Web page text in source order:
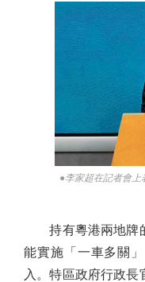
●李家超在記者會上
持有粵港兩地牌的
能實施「一車多關
入。特區政府行政長